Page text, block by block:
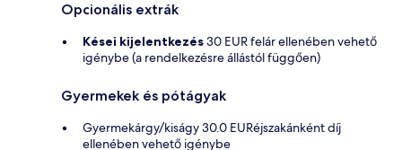
Opcionális extrák
Kései kijelentkezés30 EUR felár ellenében vehető
igénybe (a rendelkezésre állástól függően)
Gyermekek és pótágyak
Gyermekárgy/kiságy 30.0 EURéjszakánként díj
ellenében vehető igénybe